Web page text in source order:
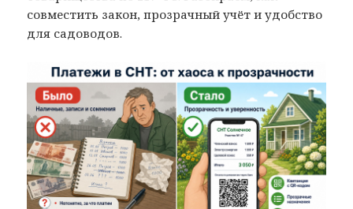
совместить закон, прозрачный учёт и удобство
для садоводов.